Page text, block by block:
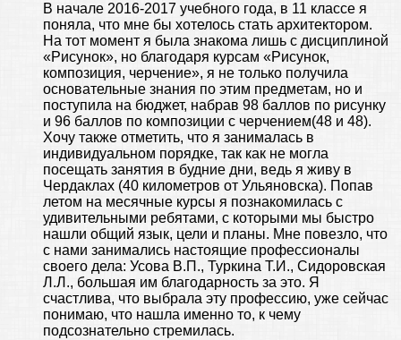
В начале 2016-2017 учебного года, в 11 классе я
поняла, что мне бы хотелось стать архитектором.
На тот момент я была знакома лишь с дисциплиной
«Рисунок», но благодаря курсам «Рисунок,
композиция, черчение», я не только получила
основательные знания по этим предметам, но и
поступила на бюджет, набрав 98 баллов по рисунку
и 96 баллов по композиции с черчением(48 и 48).
Хочу также отметить, что я занималась в
индивидуальном порядке, так как не могла
посещать занятия в будние дни, ведь я живу в
Чердаклах (40 километров от Ульяновска). Попав
летом на месячные курсы я познакомилась с
удивительными ребятами, с которыми мы быстро
нашли общий язык, цели и планы. Мне повезло, что
с нами занимались настоящие профессионалы
своего дела: Усова В.П., Туркина Т.И., Сидоровская
Л.Л., большая им благодарность за это. Я
счастлива, что выбрала эту профессию, уже сейчас
понимаю, что нашла именно то, к чему
подсознательно стремилась.